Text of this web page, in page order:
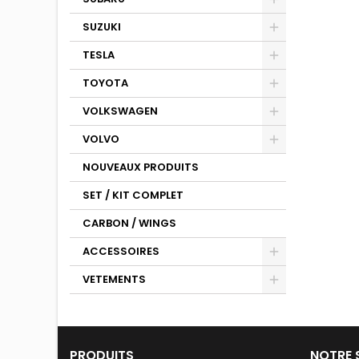
SUZUKI
TESLA
TOYOTA
VOLKSWAGEN
VOLVO
NOUVEAUX PRODUITS
SET / KIT COMPLET
CARBON / WINGS
ACCESSOIRES
VETEMENTS